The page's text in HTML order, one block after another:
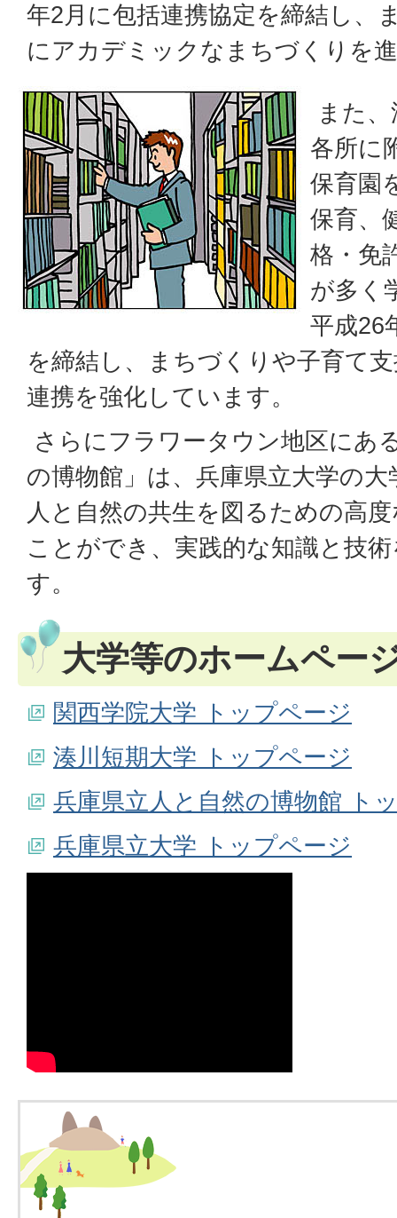
年2月に包括連携協定を締結し、
にアカデミックなまちづくりを
また
各所に
保育園
保育、
格・免
が多く
平成26
を締結し、まちづくりや子育て
連携を強化しています。
さらにフラワータウン地区にあ
の博物館」は、兵庫県立大学の
人と自然の共生を図るための高
ことができ、実践的な知識と技
す。
大学等のホームペー
関西学院大学 トップページ
湊川短期大学 トップページ
兵庫県立人と自然の博物館 ト
兵庫県立大学 トップページ